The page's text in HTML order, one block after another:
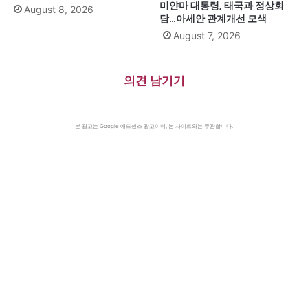
August 8, 2026
미얀마 대통령, 태국과 정상회
담…아세안 관계개선 모색
August 7, 2026
의견 남기기
본 광고는 Google 애드센스 광고이며, 본 사이트와는 무관합니다.